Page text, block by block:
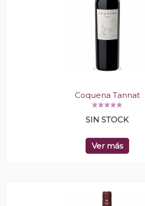
Coquena Tannat
SIN STOCK
Ver más